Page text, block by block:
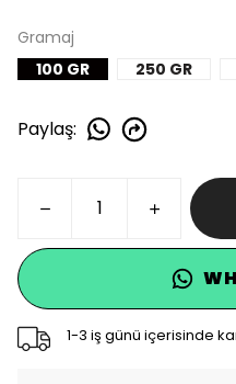
Gramaj
100 GR
250 GR
Paylaş:
1-3 iş günü içerisinde